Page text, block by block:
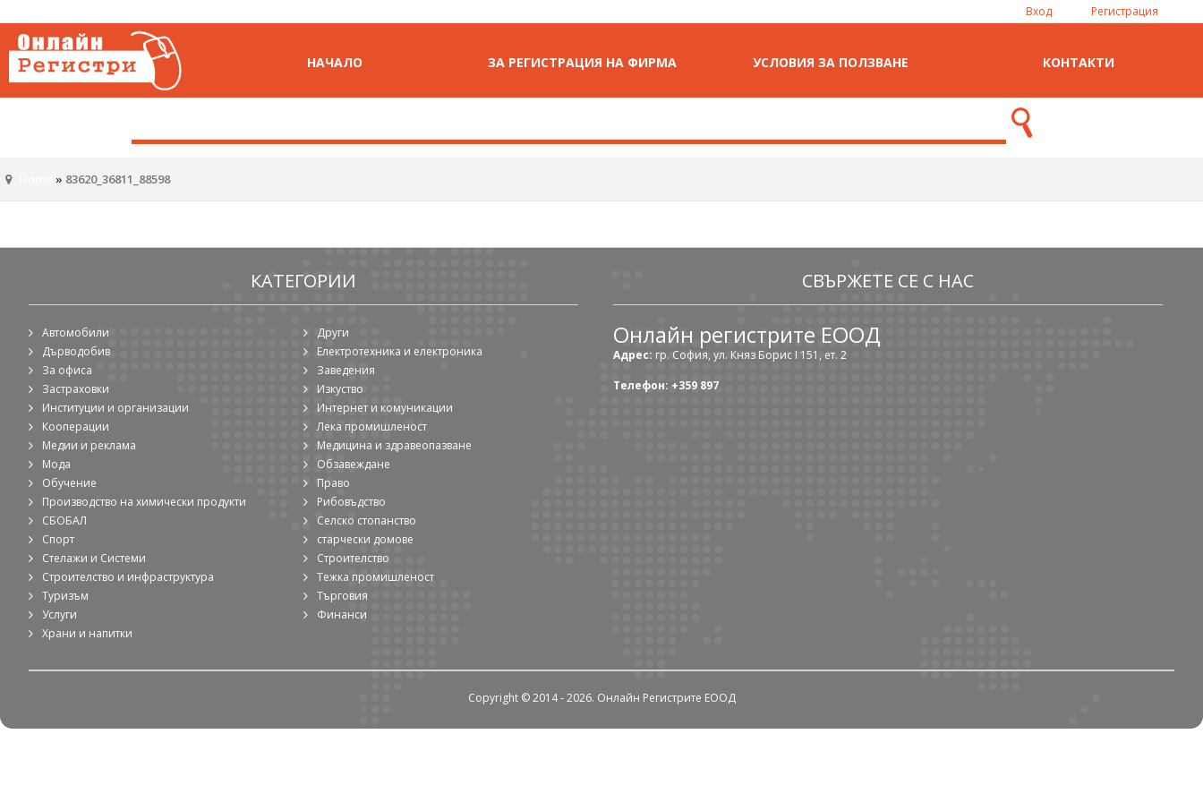
Вход Регистрация
НАЧАЛО ЗА РЕГИСТРАЦИЯ НА ФИРМА УСЛОВИЯ ЗА ПОЛЗВАНЕ КОНТАКТИ
» 83620_36811_88598
КАТЕГОРИИ
Автомобили
Други
Дърводобив
Електротехника и електроника
За офиса
Заведения
Застраховки
Изкуство
Институции и организации
Интернет и комуникации
Кооперации
Лека промишленост
Медии и реклама
Медицина и здравеопазване
Мода
Обзавеждане
Обучение
Право
Производство на химически продукти
Рибовъдство
СБОБАЛ
Селско стопанство
Спорт
старчески домове
Стелажи и Системи
Строителство
Строителство и инфраструктура
Тежка промишленост
Туризъм
Търговия
Услуги
Финанси
Храни и напитки
СВЪРЖЕТЕ СЕ С НАС
Онлайн регистрите ЕООД
Адрес: гр. София, ул. Княз Борис I 151, ет. 2
Телефон: +359 897
Copyright © 2014 - 2026. Онлайн Регистрите ЕООД